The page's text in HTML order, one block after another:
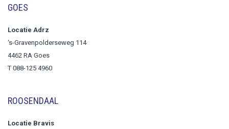
GOES
Locatie Adrz
‘s-Gravenpolderseweg 114
4462 RA Goes
T 088-125 4960
ROOSENDAAL
Locatie Bravis